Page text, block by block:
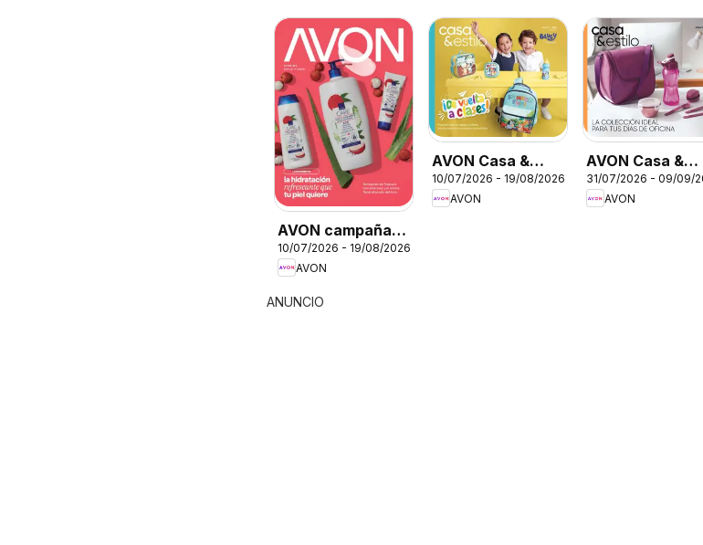
AVON campaña 11
2026
10/07/2026 - 19/08/2026
AVON
AVON Casa &
Estilo 11 2026
10/07/2026 - 19/08/2026
AVON
AVON Casa &
Estilo 12 2026
31/07/2026 - 09/09/
AVON
ANUNCIO